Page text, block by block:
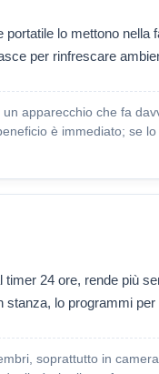
portatile lo mettono
per rinfrescare
apparecchio che fa
è immediato; se
timer 24 ore, rende più
stanza, lo programmi
soprattutto in